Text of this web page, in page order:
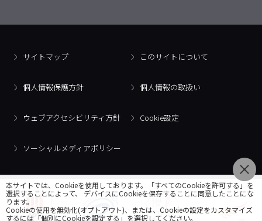
サイトマップ このサイトについて
個人情報保護方針 個人情報の取扱い
ウェブアクセシビリティ方針 Cookie設定
ソーシャルメディアポリシー
本サイトでは、Cookieを使用しております。「すべてのCookieを許可する」を
選択することによって、 デバイスにCookieを保存することに同意したことにな
ります。
Cookieの使用を無効化(オプトアウト)、または、Cookieの設定をカスタマイズ
するには「個別にCookieを設定する」を選択してください。